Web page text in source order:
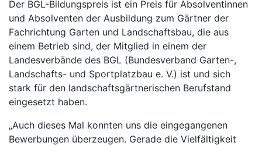
Der BGL-Bildungspreis ist ein Preis für Absolventinnen
und Absolventen der Ausbildung zum Gärtner der
Fachrichtung Garten und Landschaftsbau, die aus
einem Betrieb sind, der Mitglied in einem der
Landesverbände des BGL (Bundesverband Garten-,
Landschafts- und Sportplatzbau e. V.) ist und sich
stark für den landschaftsgärtnerischen Berufstand
eingesetzt haben.
„Auch dieses Mal konnten uns die eingegangenen
Bewerbungen überzeugen. Gerade die Vielfältigkeit